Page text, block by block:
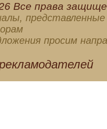
Все права
представленные
просим